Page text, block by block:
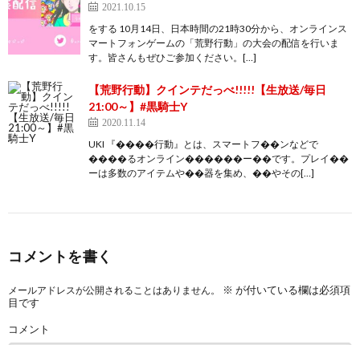
2021.10.15
をする 10月14日、日本時間の21時30分から、オンラインス
マートフォンゲームの「荒野行動」の大会の配信を行いま
す。皆さんもぜひご参加ください。[…]
【荒野行動】クインテだっべ!!!!!【生放送/毎日
21:00～】#黒騎士Y
2020.11.14
UKI 『����行動』とは、スマートフ��ンなどで
����るオンライン������ー��です。プレイ��
ーは多数のアイテムや��器を集め、��やその[…]
コメントを書く
メールアドレスが公開されることはありません。 ※ が付いている欄は必須項
目です
コメント